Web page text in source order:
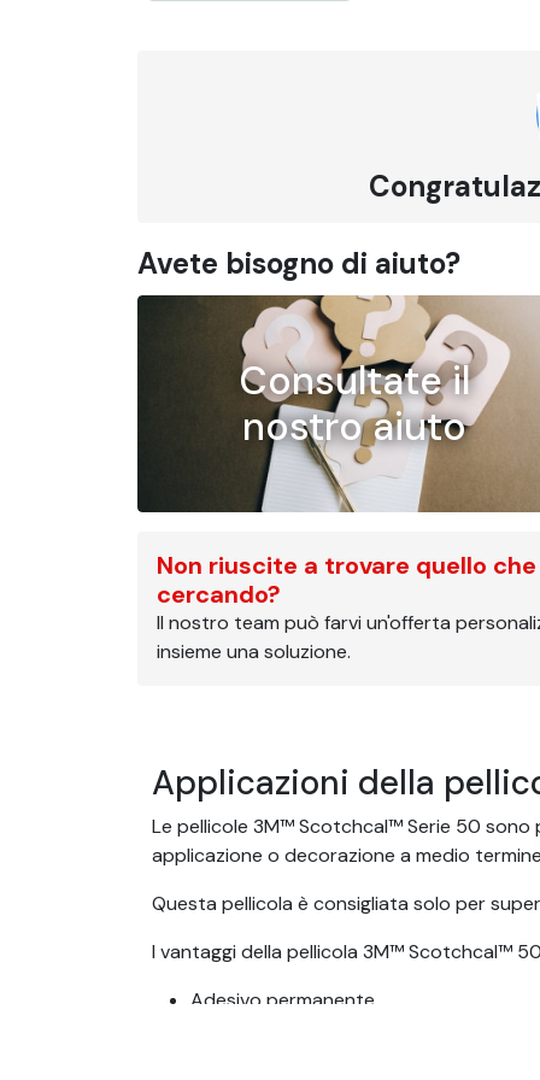
Avete bisogno di aiuto?
Consultate il
nostro aiuto
Non riuscite a trovare quello
cercando?
Il nostro team può farvi un'offerta
insieme una soluzione.
Applicazioni della
Le pellicole 3M™ Scotchcal™ Serie 50 sono
applicazione o decorazione a medio
Questa pellicola è consigliata solo per
I vantaggi della pellicola 3M™ Scotchcal™
Adesivo permanente